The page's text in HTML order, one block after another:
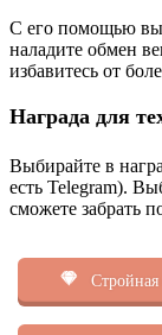
С его помощью вы
наладите обмен
избавитесь от
Награда для
Выбирайте в
есть Telegram).
сможете забрать